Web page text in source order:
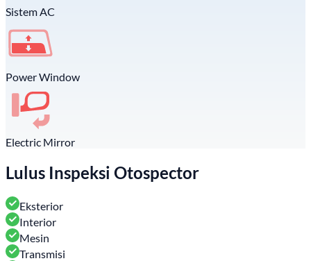
Sistem AC
Power Window
Electric Mirror
Lulus Inspeksi Otospector
Eksterior
Interior
Mesin
Transmisi